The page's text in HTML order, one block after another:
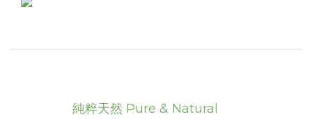
純粹天然 Pure & Natural